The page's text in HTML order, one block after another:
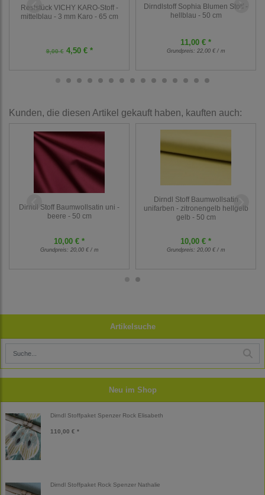
Artikelsuche
Neu im Shop
Dirndl Stoffpaket Spenzer Rock Elisabeth
110,00 € *
Dirndl Stoffpaket Rock Spenzer Nathalie
Reststück VICHY KARO-Stoff -
mittelblau - 3 mm Karo - 65 cm
9,00 €4,50 € *
Dirndlstoff Sophia Blumen Stoff -
hellblau - 50 cm
11,00 € *
Grundpreis: 22,00 € / m
Kunden, die diesen Artikel gekauft haben, kauften auch:
Dirndl Stoff Baumwollsatin uni -
beere - 50 cm
10,00 € *
Grundpreis: 20,00 € / m
Dirndl Stoff Baumwollsatin
unifarben - zitronengelb hellgelb
gelb - 50 cm
10,00 € *
Grundpreis: 20,00 € / m